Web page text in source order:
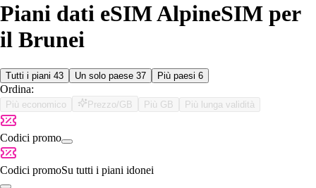
Piani dati eSIM AlpineSIM per
il Brunei
Tutti i piani 43 Un solo paese 37 Più paesi 6
Ordina:
Più economico Prezzo/GB Più GB Più lunga validità
Codici promo
Codici promoSu tutti i piani idonei